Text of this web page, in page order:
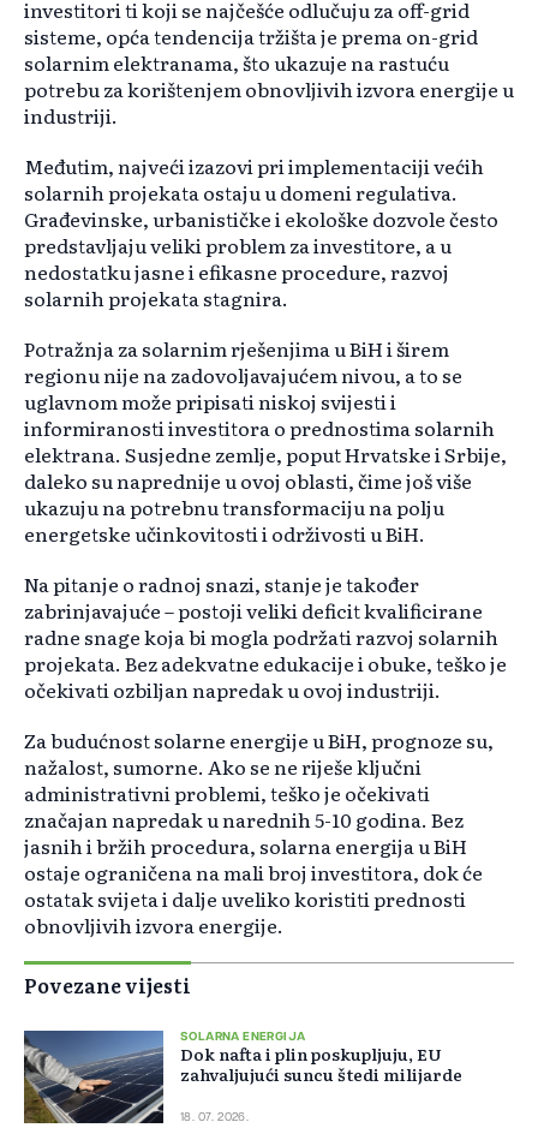
investitori ti koji se najčešće odlučuju za off-grid
sisteme, opća tendencija tržišta je prema on-grid
solarnim elektranama, što ukazuje na rastuću
potrebu za korištenjem obnovljivih izvora energije u
industriji.
Međutim, najveći izazovi pri implementaciji većih
solarnih projekata ostaju u domeni regulativa.
Građevinske, urbanističke i ekološke dozvole često
predstavljaju veliki problem za investitore, a u
nedostatku jasne i efikasne procedure, razvoj
solarnih projekata stagnira.
Potražnja za solarnim rješenjima u BiH i širem
regionu nije na zadovoljavajućem nivou, a to se
uglavnom može pripisati niskoj svijesti i
informiranosti investitora o prednostima solarnih
elektrana. Susjedne zemlje, poput Hrvatske i Srbije,
daleko su naprednije u ovoj oblasti, čime još više
ukazuju na potrebnu transformaciju na polju
energetske učinkovitosti i održivosti u BiH.
Na pitanje o radnoj snazi, stanje je također
zabrinjavajuće – postoji veliki deficit kvalificirane
radne snage koja bi mogla podržati razvoj solarnih
projekata. Bez adekvatne edukacije i obuke, teško je
očekivati ozbiljan napredak u ovoj industriji.
Za budućnost solarne energije u BiH, prognoze su,
nažalost, sumorne. Ako se ne riješe ključni
administrativni problemi, teško je očekivati
značajan napredak u narednih 5-10 godina. Bez
jasnih i bržih procedura, solarna energija u BiH
ostaje ograničena na mali broj investitora, dok će
ostatak svijeta i dalje uveliko koristiti prednosti
obnovljivih izvora energije.
Povezane vijesti
SOLARNA ENERGIJA
Dok nafta i plin poskupljuju, EU
zahvaljujući suncu štedi milijarde
18. 07. 2026.